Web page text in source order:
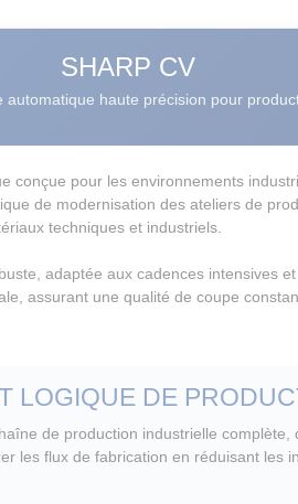
SHARP CV
automatique haute précision pour
conçue pour les environnements
de modernisation des ateliers de
techniques et industriels.
adaptée aux cadences intensives
assurant une qualité de coupe
LOGIQUE DE
de production industrielle complète,
les flux de fabrication en réduisant les